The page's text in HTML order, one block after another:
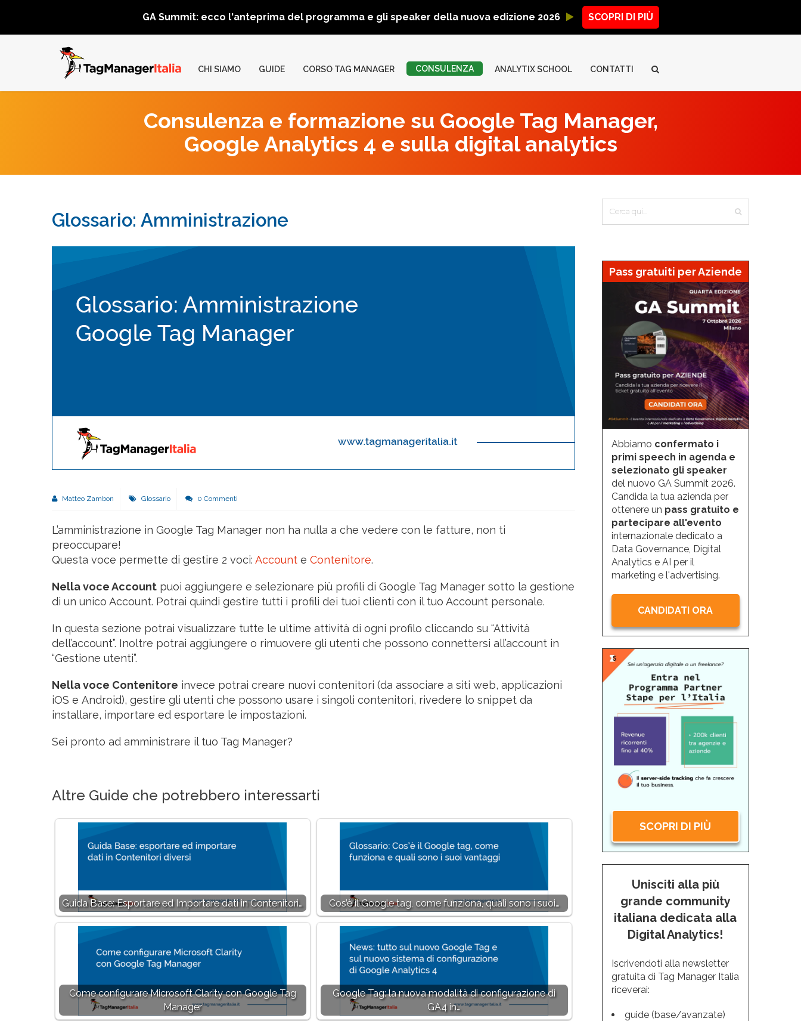
GA Summit: ecco l'anteprima del programma e gli speaker della nuova edizione 2026 SCOPRI DI PIÙ
CHI SIAMO GUIDE CORSO TAG MANAGER CONSULENZA ANALYTIX SCHOOL CONTATTI
Consulenza e formazione su Google Tag Manager,
Google Analytics 4 e sulla digital analytics
Glossario: Amministrazione
Matteo Zambon Glossario 0 Commenti
L’amministrazione in Google Tag Manager non ha nulla a che vedere con le fatture, non ti
preoccupare!
Questa voce permette di gestire 2 voci: Account e Contenitore.
Nella voce Account puoi aggiungere e selezionare più profili di Google Tag Manager sotto la gestione
di un unico Account. Potrai quindi gestire tutti i profili dei tuoi clienti con il tuo Account personale.
In questa sezione potrai visualizzare tutte le ultime attività di ogni profilo cliccando su “Attività
dell’account”. Inoltre potrai aggiungere o rimuovere gli utenti che possono connettersi all’account in
“Gestione utenti”.
Nella voce Contenitore invece potrai creare nuovi contenitori (da associare a siti web, applicazioni
iOS e Android), gestire gli utenti che possono usare i singoli contenitori, rivedere lo snippet da
installare, importare ed esportare le impostazioni.
Sei pronto ad amministrare il tuo Tag Manager?
Altre Guide che potrebbero interessarti
Guida Base: Esportare ed Importare dati in Contenitori… Cos’è il Google tag, come funziona, quali sono i suoi…
Come configurare Microsoft Clarity con Google Tag
Manager
Google Tag: la nuova modalità di configurazione di
GA4 in…
Pass gratuiti per Aziende
Abbiamo confermato i
primi speech in agenda e
selezionato gli speaker
del nuovo GA Summit 2026.
Candida la tua azienda per
ottenere un pass gratuito e
partecipare all'evento
internazionale dedicato a
Data Governance, Digital
Analytics e AI per il
marketing e l'advertising.
CANDIDATI ORA
SCOPRI DI PIÙ
Unisciti alla più
grande community
italiana dedicata alla
Digital Analytics!
Iscrivendoti alla newsletter
gratuita di Tag Manager Italia
riceverai:
guide (base/avanzate)